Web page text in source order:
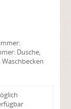
Dusche,